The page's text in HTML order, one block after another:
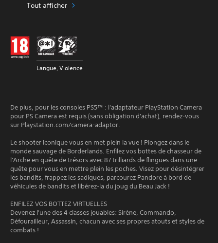
Tout afficher
Langue, Violence
De plus, pour les consoles PS5™ : l'adaptateur PlayStation Camera
pour PS Camera est requis (sans obligation d'achat), rendez-vous
sur Playstation.com/camera-adaptor.
Le shooter iconique vous en met plein la vue ! Plongez dans le
monde sauvage de Borderlands. Enfilez vos bottes de chasseur de
l'Arche en quête de trésors avec 87 trilliards de flingues dans une
quête pour vous en mettre plein les poches. Visez pour désintégrer
les bandits, frappez les sadiques, parcourez Pandore à bord de
véhicules de bandits et libérez-la du joug du Beau Jack !
ENFILEZ VOS BOTTEZ VIRTUELLES
Devenez l'une des 4 classes jouables: Sirène, Commando,
Défourailleur, Assassin, chacun avec ses propres atouts et styles de
combats !